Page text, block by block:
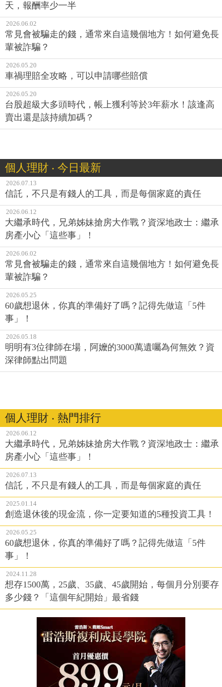
天，報酬率少一半
2026.06.02
常見會被騙走的錢，通常來自這幾個地方！如何避免長
輩被詐騙？
2026.05.20
車禍理賠全攻略，可以申請哪些賠償
2026.05.20
台股超級大多頭時代，帳上獲利等於3年薪水！該逢高
賣出還是該持續加碼？
個人理財 ‧ 今日最新
2026.07.13
信託，不只是有錢人的工具，而是每個家庭的責任
2026.06.12
大繼承時代，兄弟姊妹搶房大作戰？資深地政士：繼承
房產小心「這些事」！
2026.06.02
常見會被騙走的錢，通常來自這幾個地方！如何避免長
輩被詐騙？
2026.05.25
60歲想退休，你真的準備好了嗎？記得先做這「5件
事」！
2026.05.18
明明有3位律師在場，阿嬤的3000萬遺囑為何無效？資
深律師點出問題
個人理財 ‧ 熱門排行
2026.06.12
大繼承時代，兄弟姊妹搶房大作戰？資深地政士：繼承
房產小心「這些事」！
2026.07.13
信託，不只是有錢人的工具，而是每個家庭的責任
2025.01.14
創造退休後的現金流，你一定要知道的5種投資工具！
2026.05.25
60歲想退休，你真的準備好了嗎？記得先做這「5件
事」！
2024.11.28
想存1500萬，25歲、35歲、45歲開始，每個月分別要存
多少錢？「這個年紀開始」最省錢